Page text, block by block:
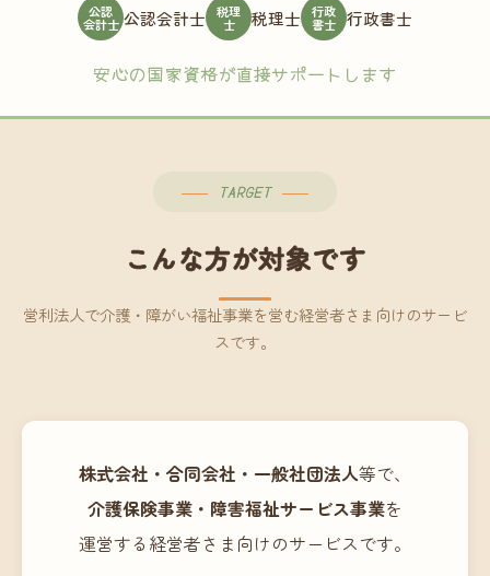
公認
会計士 公認会計士 税理
士 税理士 行政
書士 行政書士
安心の国家資格が直接サポートします
TARGET
こんな方が対象です
営利法人で介護・障がい福祉事業を営む経営者さま向けのサービ
スです。
株式会社・合同会社・一般社団法人等で、
介護保険事業・障害福祉サービス事業を
運営する経営者さま向けのサービスです。